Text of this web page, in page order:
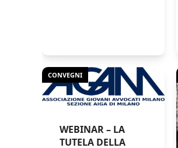
CONVEGNI
WEBINAR – LA
TUTELA DELLA